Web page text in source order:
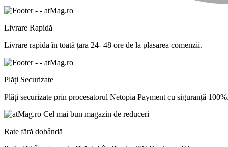
Livrare Rapidă
Livrare rapida în toată țara 24- 48 ore de la plasarea comenzii.
Plăți Securizate
Plăți securizate prin procesatorul Netopia Payment cu siguranță
Rate fără dobândă